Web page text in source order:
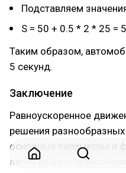
Подставляем
S = 50 + 0.5 * 2 * 25 =
Таким образом,
5 секунд.
Заключение
Равноускоренное
решения
основные параметры и
легко решать